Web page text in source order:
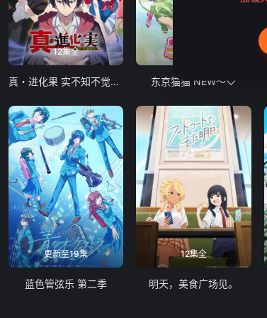
12集全
真・进化果 实不知不觉踏上胜利的人生 东京猫猫 NEW～♡
更新至19集
蓝色管弦乐 第二季
12集全
明天，美食广场见。